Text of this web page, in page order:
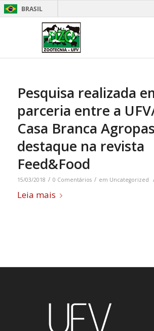
BRASIL
Pesquisa realizada
parceria entre a
Casa Branca
destaque na revista
Feed&Food
15/03/2018 / 0 Comentários / em Uncategorized
Leia mais